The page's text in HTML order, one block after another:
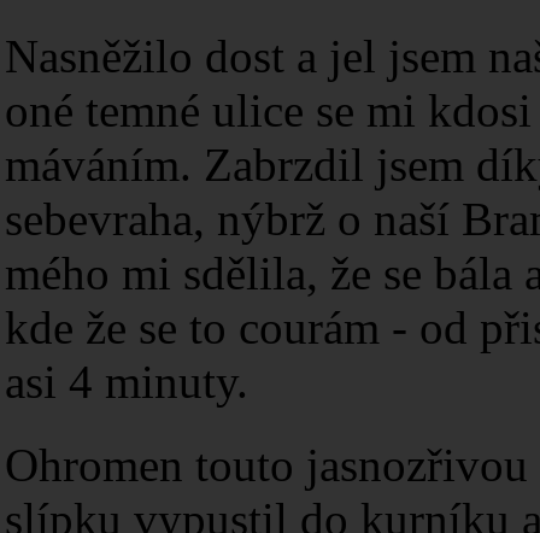
Nasněžilo dost a jel jsem
oné temné ulice se mi
máváním. Zabrzdil jsem
sebevraha, nýbrž o naší
mého mi sdělila, že se
kde že se to courám - od
asi 4 minuty.
Ohromen touto
slípku vypustil do kurníku